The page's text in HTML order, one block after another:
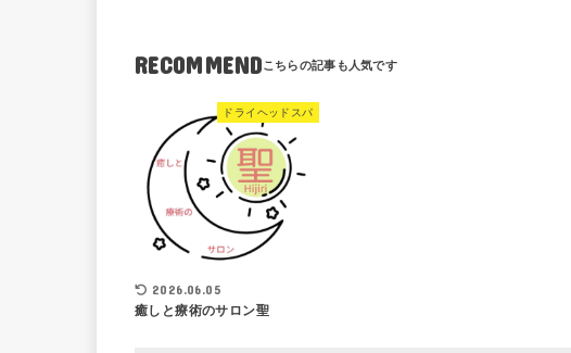
RECOMMEND
ドライヘッドスパ
2026.06.05
癒しと療術のサロン聖